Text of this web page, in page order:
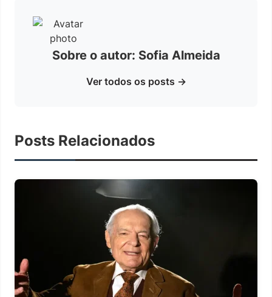
Sobre o autor: Sofia Almeida
Ver todos os posts →
Posts Relacionados